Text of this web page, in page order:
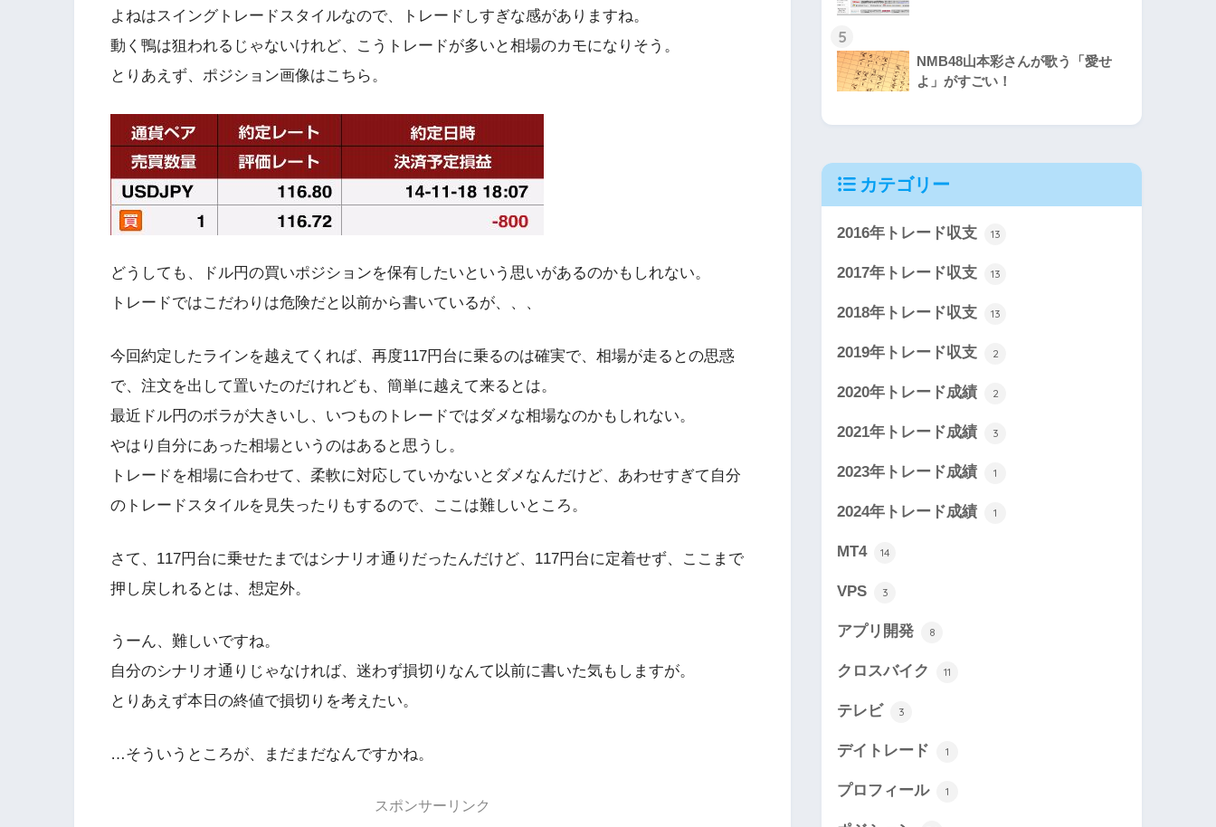
よねはスイングトレードスタイルなので、トレードしすぎな感がありますね。
動く鴨は狙われるじゃないけれど、こうトレードが多いと相場のカモになりそう。
とりあえず、ポジション画像はこちら。
どうしても、ドル円の買いポジションを保有したいという思いがあるのかもしれない。
トレードではこだわりは危険だと以前から書いているが、、、
今回約定したラインを越えてくれば、再度117円台に乗るのは確実で、相場が走るとの思惑
で、注文を出して置いたのだけれども、簡単に越えて来るとは。
最近ドル円のボラが大きいし、いつものトレードではダメな相場なのかもしれない。
やはり自分にあった相場というのはあると思うし。
トレードを相場に合わせて、柔軟に対応していかないとダメなんだけど、あわせすぎて自分
のトレードスタイルを見失ったりもするので、ここは難しいところ。
さて、117円台に乗せたまではシナリオ通りだったんだけど、117円台に定着せず、ここまで
押し戻しれるとは、想定外。
うーん、難しいですね。
自分のシナリオ通りじゃなければ、迷わず損切りなんて以前に書いた気もしますが。
とりあえず本日の終値で損切りを考えたい。
…そういうところが、まだまだなんですかね。
スポンサーリンク
5
NMB48山本彩さんが歌う「愛せ
よ」がすごい！
カテゴリー
2016年トレード収支 13
2017年トレード収支 13
2018年トレード収支 13
2019年トレード収支 2
2020年トレード成績 2
2021年トレード成績 3
2023年トレード成績 1
2024年トレード成績 1
MT4 14
VPS 3
アプリ開発 8
クロスバイク 11
テレビ 3
デイトレード 1
プロフィール 1